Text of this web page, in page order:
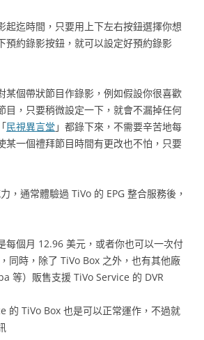
起迄時間，只要用上下左右按鈕選擇你想
預約錄影按鈕，就可以設定好預約錄影
某個帶狀節目作錄影，例如假設你很喜歡
目，只要稍微設定一下，就會不漏掉任何
民視異言堂 」都錄下來，不需要辛苦地每
某一個禮拜節目時間有更改也不怕，只要
，通常體驗過 TiVo 的 EPG 整合服務後，
每個月 12.96 美元，或者你也可以一次付
同時，除了 TiVo Box 之外，也有其他廠
等）販售支援 TiVo Service 的 DVR
的 TiVo Box 也是可以正常運作，不過就